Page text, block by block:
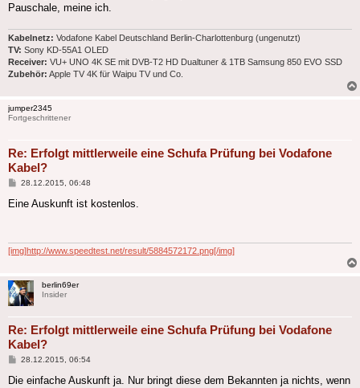
Pauschale, meine ich.
Kabelnetz: Vodafone Kabel Deutschland Berlin-Charlottenburg (ungenutzt)
TV: Sony KD-55A1 OLED
Receiver: VU+ UNO 4K SE mit DVB-T2 HD Dualtuner & 1TB Samsung 850 EVO SSD
Zubehör: Apple TV 4K für Waipu TV und Co.
jumper2345
Fortgeschrittener
Re: Erfolgt mittlerweile eine Schufa Prüfung bei Vodafone
Kabel?
Beitrag
28.12.2015, 06:48
Eine Auskunft ist kostenlos.
[img]http://www.speedtest.net/result/5884572172.png[/img]
berlin69er
Insider
Re: Erfolgt mittlerweile eine Schufa Prüfung bei Vodafone
Kabel?
Beitrag
28.12.2015, 06:54
Die einfache Auskunft ja. Nur bringt diese dem Bekannten ja nichts, wenn